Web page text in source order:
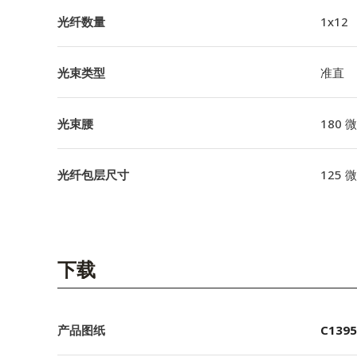
光纤数量 1x12
光束类型 准直
光束腰 180
光纤包层尺寸 125
下载
产品图纸